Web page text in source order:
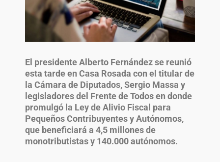
El presidente Alberto Fernández se reunió
esta tarde en Casa Rosada con el titular de
la Cámara de Diputados, Sergio Massa y
legisladores del Frente de Todos en donde
promulgó la Ley de Alivio Fiscal para
Pequeños Contribuyentes y Autónomos,
que beneficiará a 4,5 millones de
monotributistas y 140.000 autónomos.